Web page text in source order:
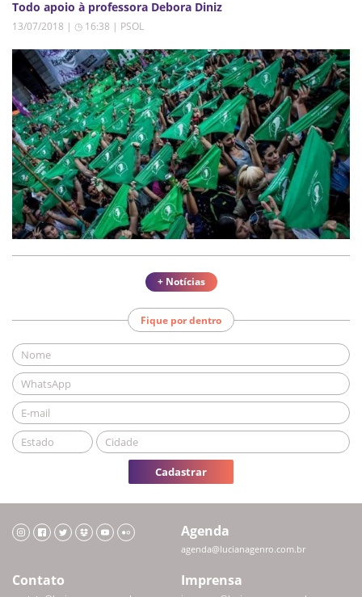
Todo apoio à professora Debora Diniz
13/07/2018 | ◷ 16:38 | PSOL
+ Notícias
Fique por dentro
Cadastrar
Agenda
agenda@lucianagenro.com.br
Contato Imprensa